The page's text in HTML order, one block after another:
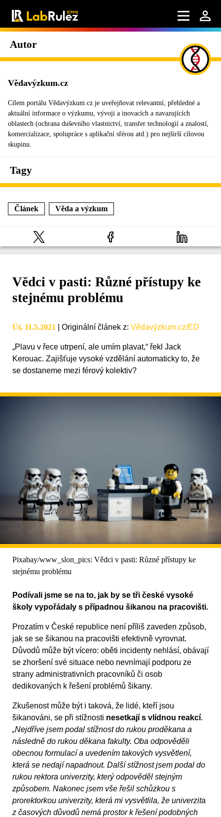
Autor
Vědavýzkum.cz
Cílem portálu Vědavýzkum.cz je uveřejňovat relevantní, přehledné a
aktuální informace o výzkumu, vývoji a inovacích a navazujících
oblastech (ochrana duševního vlastnictví, transfer technologií a znalostí,
komercializace, spolupráce s aplikační sférou atd.) pro nejširší cílovou
skupinu.
Tagy
Článek Věda a výzkum
Vědci v pasti: Různé přístupy ke
stejnému problému
Út, 11.5.2021 Originální článek z: Vědavýzkum.cz/ED
„Plavu v řece utrpení, ale umím plavat,“ řekl Jack
Kerouac. Zajišťuje vysoké vzdělání automaticky to, že
se dostaneme mezi férový kolektiv?
Pixabay/www_slon_pics: Vědci v pasti: Různé přístupy ke
stejnému problému
Podívali jsme se na to, jak by se tři české vysoké
školy vypořádaly s případnou šikanou na pracovišti.
Prozatím v České republice není příliš zaveden způsob,
jak se se šikanou na pracovišti efektivně vyrovnat.
Důvodů může být vícero: oběti incidenty nehlásí, obávají
se zhoršení své situace nebo nevnímají podporu ze
strany administrativních pracovníků či osob
dedikovaných k řešení problémů šikany.
Zkušenost může být i taková, že lidé, kteří jsou
šikanováni, se při stížnosti nesetkají s vlídnou reakcí.
„Nejdříve jsem podal stížnost do rukou proděkana a
následně do rukou děkana fakulty. Oba odpověděli
obecnou formulací a uvedením takových vysvětlení,
která se nedají napadnout. Další stížnost jsem podal do
rukou rektora univerzity, který odpověděl stejným
způsobem. Nakonec jsem vše řešil schůzkou s
prorektorkou univerzity, která mi vysvětlila, že univerzita
z časových důvodů nemá prostor k řešení podobných